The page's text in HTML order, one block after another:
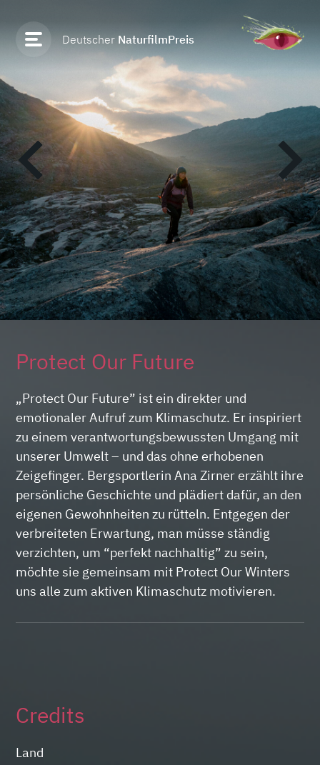
Deutscher NaturfilmPreis
Protect Our Future
„Protect Our Future” ist ein direkter und
emotionaler Aufruf zum Klimaschutz. Er inspiriert
zu einem verantwortungsbewussten Umgang mit
unserer Umwelt – und das ohne erhobenen
Zeigefinger. Bergsportlerin Ana Zirner erzählt ihre
persönliche Geschichte und plädiert dafür, an den
eigenen Gewohnheiten zu rütteln. Entgegen der
verbreiteten Erwartung, man müsse ständig
verzichten, um “perfekt nachhaltig” zu sein,
möchte sie gemeinsam mit Protect Our Winters
uns alle zum aktiven Klimaschutz motivieren.
Credits
Land